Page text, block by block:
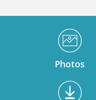
Médiathèque Footer
Photos